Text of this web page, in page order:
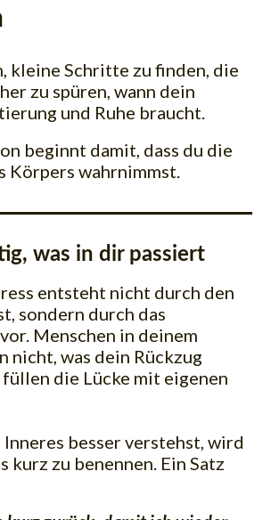
kleine Schritte zu finden, die
zu spüren, wann dein
und Ruhe braucht.
beginnt damit, dass du die
Körpers wahrnimmst.
was in dir passiert
entsteht nicht durch den
sondern durch das
Menschen in deinem
nicht, was dein Rückzug
die Lücke mit eigenen
besser verstehst, wird
kurz zu benennen. Ein Satz